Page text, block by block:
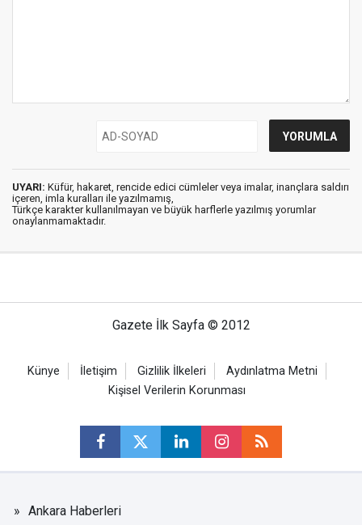
UYARI: Küfür, hakaret, rencide edici cümleler veya imalar, inançlara saldırı
içeren, imla kuralları ile yazılmamış,
Türkçe karakter kullanılmayan ve büyük harflerle yazılmış yorumlar
onaylanmamaktadır.
Gazete İlk Sayfa © 2012
Künye İletişim Gizlilik İlkeleri
Aydınlatma Metni
Kişisel Verilerin Korunması
Ankara Haberleri